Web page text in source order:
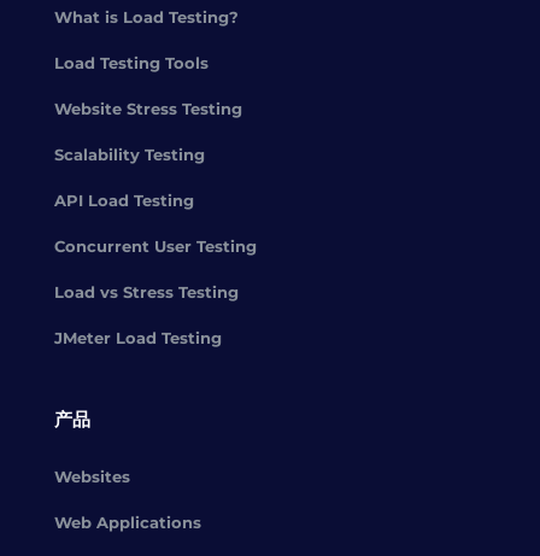
What is Load Testing?
Load Testing Tools
Website Stress Testing
Scalability Testing
API Load Testing
Concurrent User Testing
Load vs Stress Testing
JMeter Load Testing
产品
Websites
Web Applications